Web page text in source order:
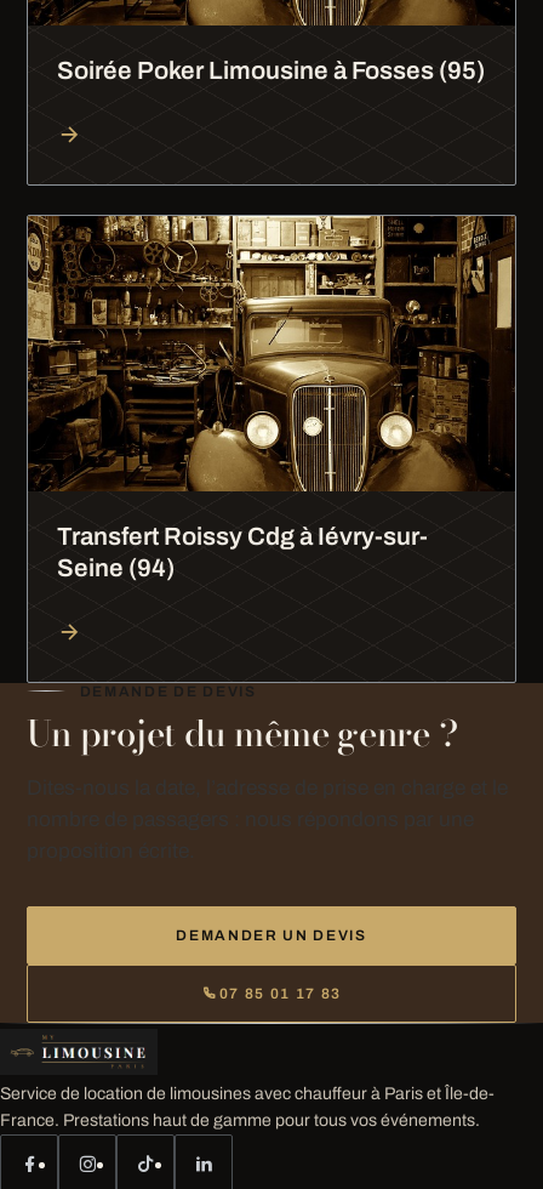
Soirée Poker Limousine à Fosses (95)
Transfert Roissy Cdg à Iévry-sur-
Seine (94)
DEMANDE DE DEVIS
Un projet du même genre ?
DEMANDER UN DEVIS
07 85 01 17 83
Service de location de limousines avec chauffeur à Paris et Île-de-
France. Prestations haut de gamme pour tous vos événements.